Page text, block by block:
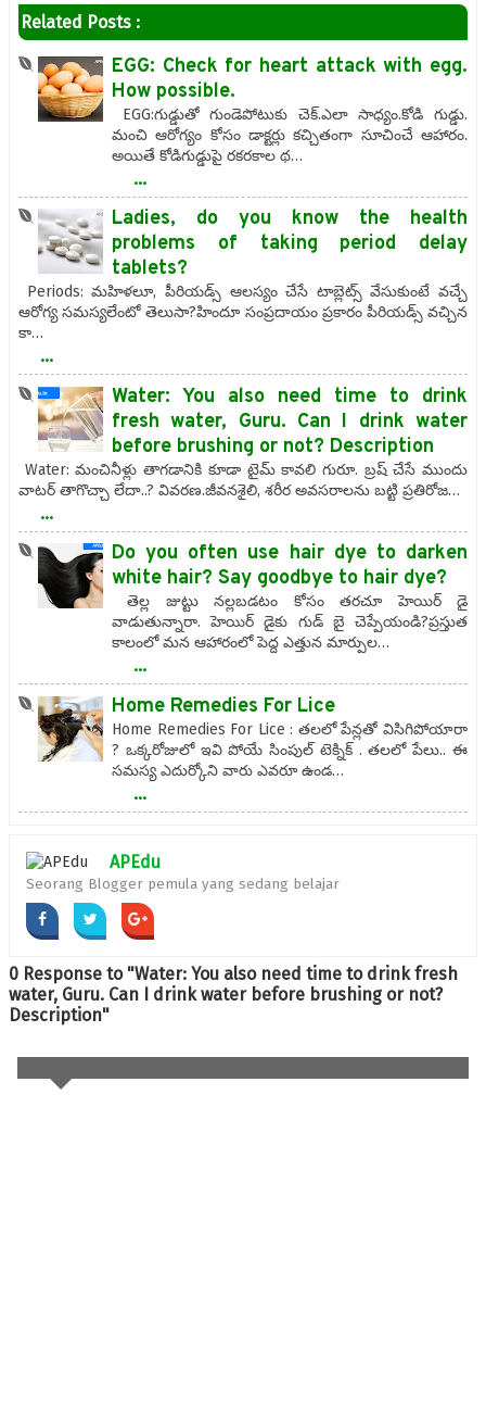
Related Posts :
EGG: Check for heart attack with egg.
How possible.
EGG:గుడ్డుతో గుండెపోటుకు చెక్.ఎలా సాధ్యం.కోడి గుడ్డు.
మంచి ఆరోగ్యం కోసం డాక్టర్లు కచ్చితంగా సూచించే ఆహారం.
అయితే కోడిగుడ్డుపై రకరకాల థ…
...
Ladies, do you know the health
problems of taking period delay
tablets?
Periods: మహిళలూ, పీరియడ్స్ ఆలస్యం చేసే టాబ్లెట్స్ వేసుకుంటే వచ్చే
ఆరోగ్య సమస్యలేంటో తెలుసా?హిందూ సంప్రదాయం ప్రకారం పీరియడ్స్ వచ్చిన
కా…
...
Water: You also need time to drink
fresh water, Guru. Can I drink water
before brushing or not? Description
Water: మంచినీళ్లు తాగడానికి కూడా టైమ్ కావలి గురూ. బ్రష్ చేసే ముందు
వాటర్ తాగొచ్చా లేదా..? వివరణ.జీవనశైలి, శరీర అవసరాలను బట్టి ప్రతిరోజ…
...
Do you often use hair dye to darken
white hair? Say goodbye to hair dye?
తెల్ల జుట్టు నల్లబడటం కోసం తరచూ హెయిర్ డై
వాడుతున్నారా. హెయిర్ డైకు గుడ్ బై చెప్పేయండి?ప్రస్తుత
కాలంలో మన ఆహారంలో పెద్ద ఎత్తున మార్పుల…
...
Home Remedies For Lice
Home Remedies For Lice : తలలో పేన్లతో విసిగిపోయారా
? ఒక్కరోజులో ఇవి పోయే సింపుల్ టెక్నిక్ . తలలో పేలు.. ఈ
సమస్య ఎదుర్కోని వారు ఎవరూ ఉండ…
...
APEdu
Seorang Blogger pemula yang sedang belajar
0 Response to "Water: You also need time to drink fresh
water, Guru. Can I drink water before brushing or not?
Description"